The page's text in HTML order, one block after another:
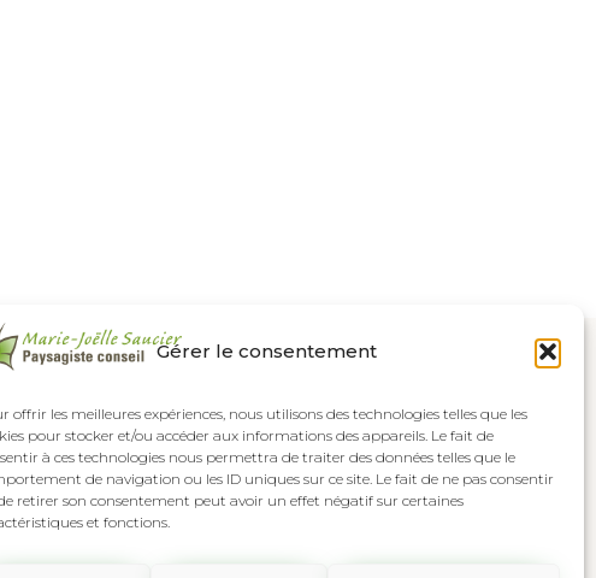
Gérer le consentement
offrir les meilleures expériences, nous utilisons des technologies telles que les
pour stocker et/ou accéder aux informations des appareils. Le fait de
à ces technologies nous permettra de traiter des données telles que le
de navigation ou les ID uniques sur ce site. Le fait de ne pas consentir
retirer son consentement peut avoir un effet négatif sur certaines
et fonctions.